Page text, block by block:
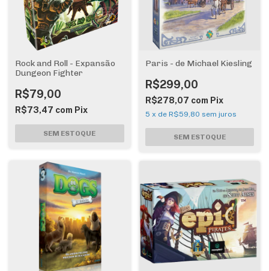
Rock and Roll - Expansão
Dungeon Fighter
R$79,00
R$73,47 com Pix
Paris - de Michael Kiesling
R$299,00
R$278,07 com Pix
5 x de R$59,80 sem juros